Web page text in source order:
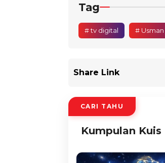
Tag
# tv digital #
Share Link
CARI TAHU
Kumpulan